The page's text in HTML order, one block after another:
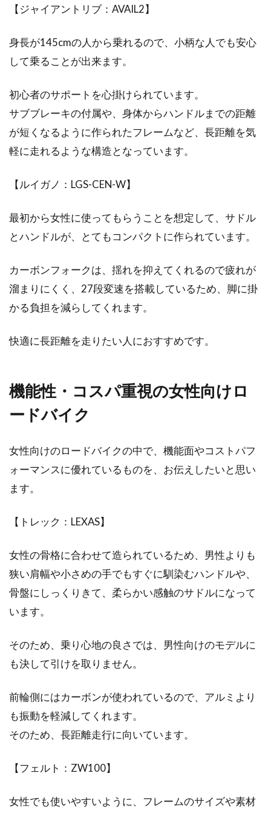
ロの「DOG...
bb30aって？シマノのクランクは？
こんにちは、じてんしゃライターふくだです。
bb30aってご存知ですか。書き間違いでaが多い
ん...
自転車を買うならシングルスピー
らない…シンプルなものがいいな…なんて方はい
悩める女子必見！！身長が低い場合
って選んだらいい...
bmxを乗りこなしたい！ジャイロを
かっこよく決めたい！
ってい...
ーキーうるさい音がする・・・こんな経験、あ
りませんか？...
自転車のサドルに座っていると坐骨
が痛い理由！解消法は？
自転車の悩みで最も多いと言っても過言ではな
痛くなるとい...
【ジャイアントリブ：AVAIL2】
身長が145cmの人から乗れるので、小柄な人でも安心
して乗ることが出来ます。
初心者のサポートを心掛けられています。
サブブレーキの付属や、身体からハンドルまでの距離
が短くなるように作られたフレームなど、長距離を気
軽に走れるような構造となっています。
【ルイガノ：LGS-CEN-W】
最初から女性に使ってもらうことを想定して、サドル
とハンドルが、とてもコンパクトに作られています。
カーボンフォークは、揺れを抑えてくれるので疲れが
溜まりにくく、27段変速を搭載しているため、脚に掛
かる負担を減らしてくれます。
快適に長距離を走りたい人におすすめです。
機能性・コスパ重視の女性向けロ
ードバイク
女性向けのロードバイクの中で、機能面やコストパフ
ォーマンスに優れているものを、お伝えしたいと思い
ます。
【トレック：LEXAS】
女性の骨格に合わせて造られているため、男性よりも
狭い肩幅や小さめの手でもすぐに馴染むハンドルや、
骨盤にしっくりきて、柔らかい感触のサドルになって
います。
そのため、乗り心地の良さでは、男性向けのモデルに
も決して引けを取りません。
前輪側にはカーボンが使われているので、アルミより
も振動を軽減してくれます。
そのため、長距離走行に向いています。
【フェルト：ZW100】
女性でも使いやすいように、フレームのサイズや素材